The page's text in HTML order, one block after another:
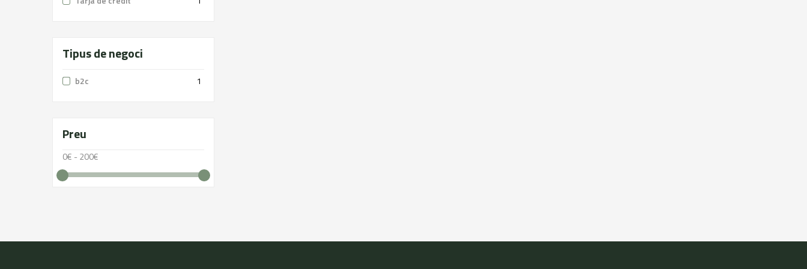
Tipus de negoci
b2c 1
Preu
0€ - 200€